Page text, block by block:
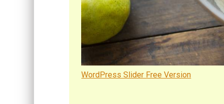
WordPress Slider Free Version